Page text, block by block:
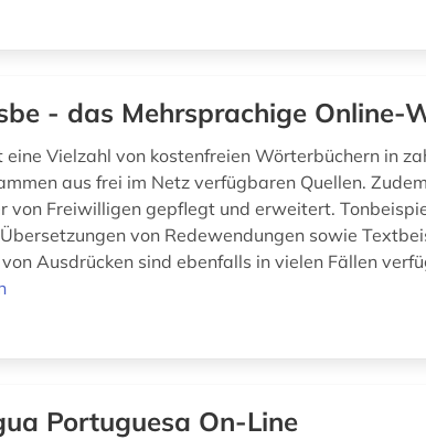
- das Mehrsprachige Online-
eine Vielzahl von kostenfreien Wörterbüchern in
aus frei im Netz verfügbaren Quellen.
von Freiwilligen gepflegt und erweitert.
von Redewendungen sowie
Ausdrücken sind ebenfalls in vielen Fällen
Portuguesa On-Line